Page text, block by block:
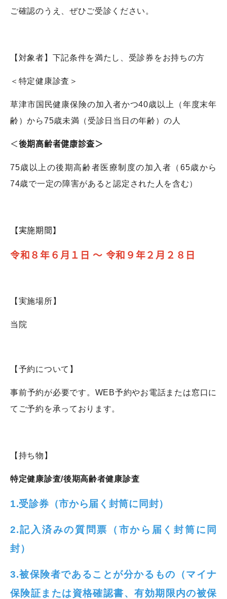
ご確認のうえ、ぜひご受診ください。
【対象者】下記条件を満たし、受診券をお持ちの方
＜特定健康診査＞
草津市国民健康保険の加入者かつ40歳以上（年度末年
齢）から75歳未満（受診日当日の年齢）の人
＜後期高齢者健康診査＞
75歳以上の後期高齢者医療制度の加入者（ 65歳から
74歳で一定の障害があると認定された人を含む）
【実施期間】
令和８年６月１日 ～ 令和９年２月２８日
【実施場所】
当院
【予約について】
事前予約が必要です。 WEB予約やお電話または窓口に
てご予約を承っております。
【持ち物】
特定健康診査/後期高齢者健康診査
1.受診券（市から届く封筒に同封）
2.記入済みの質問票（市から届く封筒に同
封）
3.被保険者であることが分かるもの（マイナ
保険証または資格確認書、有効期限内の被保